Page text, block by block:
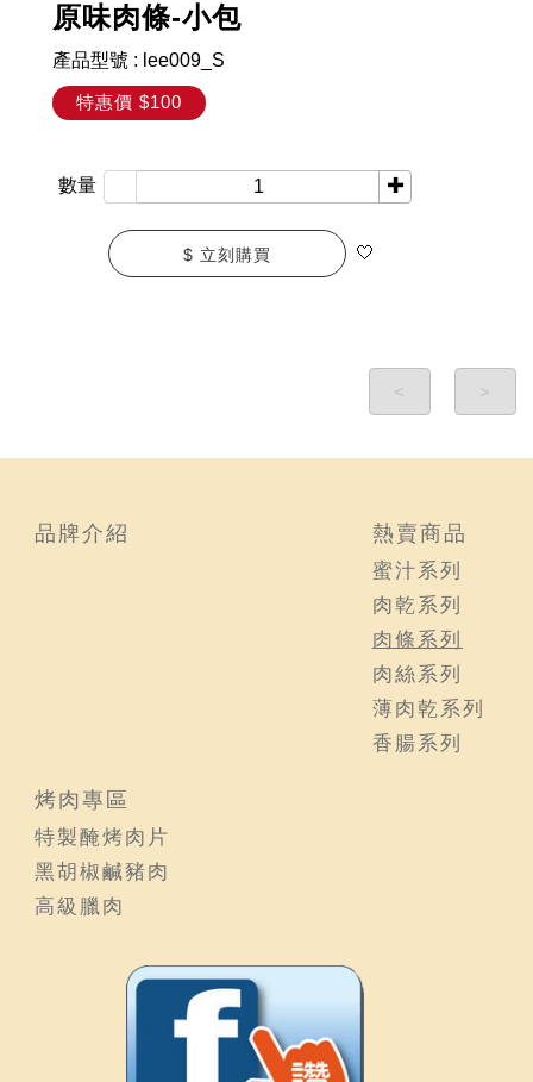
原味肉條-小包
產品型號 : lee009_S
特惠價 $100
數量 ✚
$ 立刻購買 🤍
< >
品牌介紹 熱賣商品
蜜汁系列
肉乾系列
肉條系列
肉絲系列
薄肉乾系列
香腸系列
烤肉專區
特製醃烤肉片
黑胡椒鹹豬肉
高級臘肉